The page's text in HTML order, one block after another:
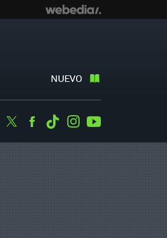
NUEVO
TwitterFacebook
TiktokInstagram